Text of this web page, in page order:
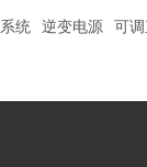
统 逆变电源 可